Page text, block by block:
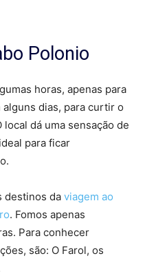
Polonio
horas, apenas para
dias, para curtir o
local dá uma sensação de
para ficar
destinos da viagem ao
. Fomos apenas
Para conhecer
são: O Farol, os